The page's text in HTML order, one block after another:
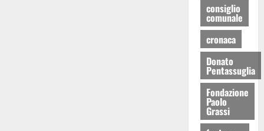
consiglio
comunale
cronaca
Donato
Pentassuglia
Fondazione
Paolo
Grassi